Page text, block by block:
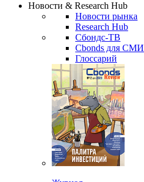
Новости & Research Hub
Новости рынка
Research Hub
Сбондс-ТВ
Cbonds для СМИ
Глоссарий